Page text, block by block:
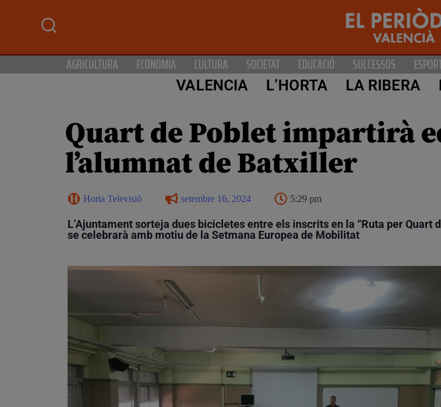
AGRICULTURA ECONOMIA CULTURA SOCIETAT EDUCACIÓ SUCCESSOS
VALENCIA L’HORTA LA RIBERA
Quart de Poblet impartirà
l’alumnat de Batxiller
Horta Televisió setembre 16, 2024 5:29 pm
L’Ajuntament sorteja dues bicicletes entre els inscrits en la “Ruta per Quart
se celebrarà amb motiu de la Setmana Europea de Mobilitat